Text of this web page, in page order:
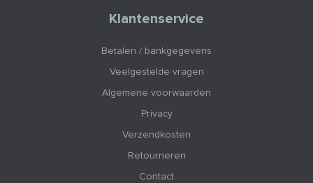
Klantenservice
Betalen / bankgegevens
Veelgestelde vragen
Algemene voorwaarden
Privacy
Verzendkosten
Retourneren
Contact